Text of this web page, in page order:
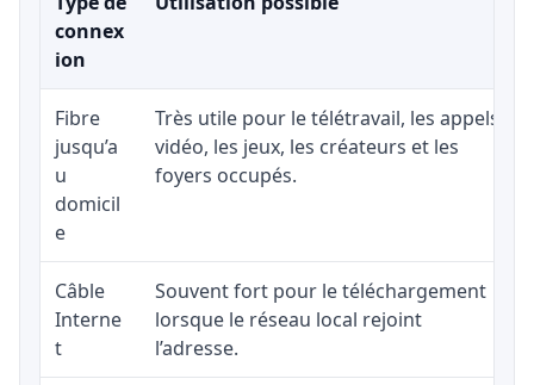
connex
ion
Fibre
jusqu’a
u
domicil
e
Très utile pour le télétravail, les appels
vidéo, les jeux, les créateurs et les
foyers occupés.
Câble
Interne
t
Souvent fort pour le téléchargement
lorsque le réseau local rejoint
l’adresse.